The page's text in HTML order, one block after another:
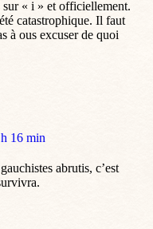
sur « i » et officiellement.
catastrophique. Il faut
à ous excuser de quoi
16 min
abrutis, c’est